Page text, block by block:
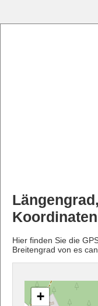
Hier finden Sie die
Breitengrad von es
+